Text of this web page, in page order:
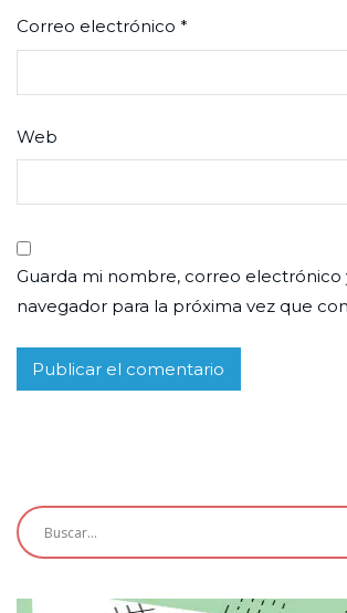
Correo electrónico *
Web
Guarda mi nombre, correo electrónico
navegador para la próxima vez que